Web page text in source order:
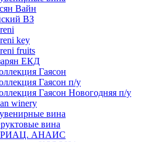
Вайн
ВЗ
key
fruits
ЕКД
Гаясон
Гаясон п/у
Гаясон Новогодняя п/у
winery
вина
вина
АНАИС